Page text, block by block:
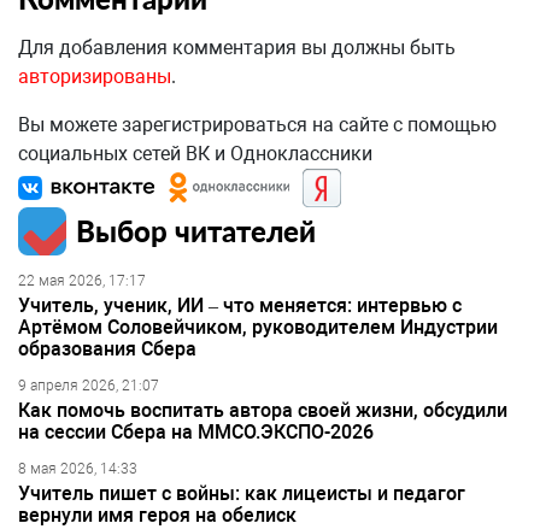
Для добавления комментария вы должны быть
авторизированы.
Вы можете зарегистрироваться на сайте с помощью
социальных сетей ВК и Одноклассники
Выбор читателей
22 мая 2026, 17:17
Учитель, ученик, ИИ – что меняется: интервью с
Артёмом Соловейчиком, руководителем Индустрии
образования Сбера
9 апреля 2026, 21:07
Как помочь воспитать автора своей жизни, обсудили
на сессии Сбера на ММСО.ЭКСПО-2026
8 мая 2026, 14:33
Учитель пишет с войны: как лицеисты и педагог
вернули имя героя на обелиск